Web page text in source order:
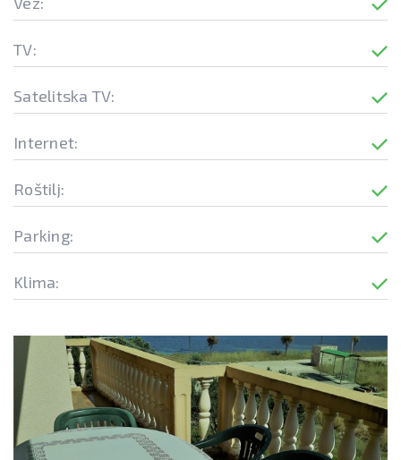
TV:
Satelitska TV:
Internet:
Roštilj:
Parking:
Klima: